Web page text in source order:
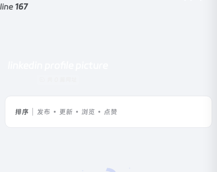
line 167
排序 发布 更新 浏览 点赞